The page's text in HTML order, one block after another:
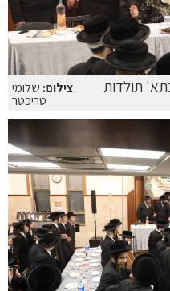
תולדות צילום: שלומי
טריכטר